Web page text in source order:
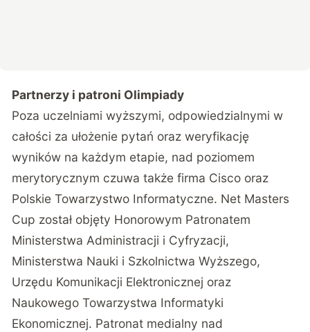
Partnerzy i patroni Olimpiady
Poza uczelniami wyższymi, odpowiedzialnymi w
całości za ułożenie pytań oraz weryfikację
wyników na każdym etapie, nad poziomem
merytorycznym czuwa także firma Cisco oraz
Polskie Towarzystwo Informatyczne. Net Masters
Cup został objęty Honorowym Patronatem
Ministerstwa Administracji i Cyfryzacji,
Ministerstwa Nauki i Szkolnictwa Wyższego,
Urzędu Komunikacji Elektronicznej oraz
Naukowego Towarzystwa Informatyki
Ekonomicznej. Patronat medialny nad